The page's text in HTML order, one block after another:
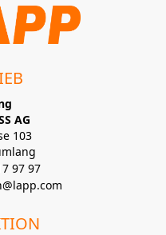
AG
103
97 97